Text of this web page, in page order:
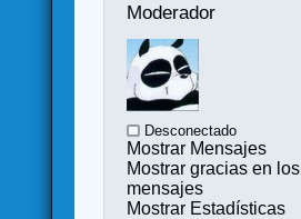
Moderador
Desconectado
Mostrar Mensajes
Mostrar gracias en los
mensajes
Mostrar Estadísticas